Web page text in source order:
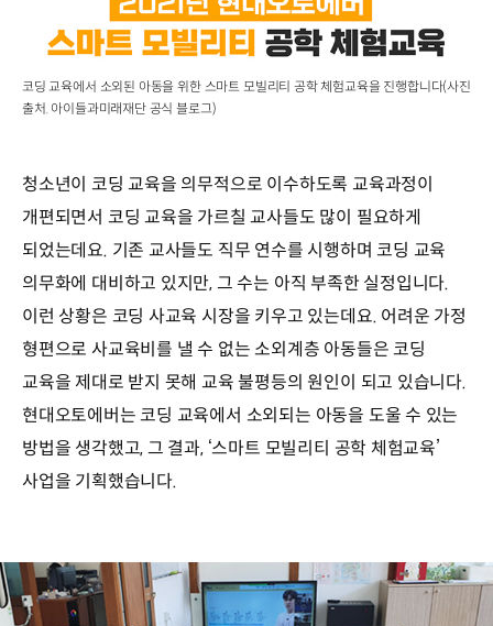
코딩 교육에서 소외된 아동을 위한 스마트 모빌리티 공학 체험교육을 진행합니다(사진
출처. 아이들과미래재단 공식 블로그)
청소년이 코딩 교육을 의무적으로 이수하도록 교육과정이
개편되면서 코딩 교육을 가르칠 교사들도 많이 필요하게
되었는데요. 기존 교사들도 직무 연수를 시행하며 코딩 교육
의무화에 대비하고 있지만, 그 수는 아직 부족한 실정입니다.
이런 상황은 코딩 사교육 시장을 키우고 있는데요. 어려운 가정
형편으로 사교육비를 낼 수 없는 소외계층 아동들은 코딩
교육을 제대로 받지 못해 교육 불평등의 원인이 되고 있습니다.
현대오토에버는 코딩 교육에서 소외되는 아동을 도울 수 있는
방법을 생각했고, 그 결과, ‘스마트 모빌리티 공학 체험교육’
사업을 기획했습니다.